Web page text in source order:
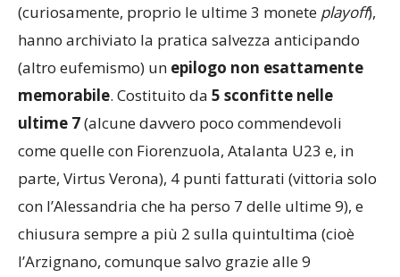
(curiosamente, proprio le ultime 3 monete playoff),
hanno archiviato la pratica salvezza anticipando
(altro eufemismo) un epilogo non esattamente
memorabile. Costituito da 5 sconfitte nelle
ultime 7(alcune davvero poco commendevoli
come quelle con Fiorenzuola, Atalanta U23 e, in
parte, Virtus Verona), 4 punti fatturati (vittoria solo
con l’Alessandria che ha perso 7 delle ultime 9), e
chiusura sempre a più 2 sulla quintultima (cioè
l’Arzignano, comunque salvo grazie alle 9